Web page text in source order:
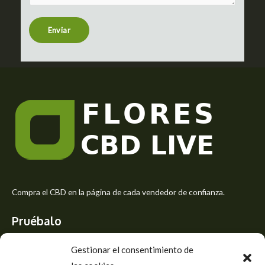
Gestionar el consentimiento de
t
r
s
e
Enviar
Compra el CBD en la página de cada vendedor de confianza.
Pruébalo
Siente el mejor aroma de las flores CBD y usa los beneficios del